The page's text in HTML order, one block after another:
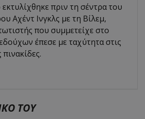
πριν τη σέντρα του
Αχέντ Ινγκλς με τη Βίλεμ,
που συμμετείχε στο
έπεσε με ταχύτητα στις
ΤΟΥ